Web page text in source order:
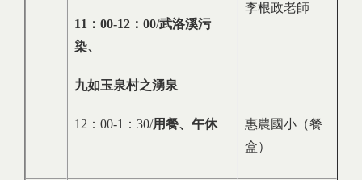
11 ： 00-12 ： 00/武洛溪污
染、
九如玉泉村之湧泉
12：00-1：30/用餐、午休
李根政老師
惠農國小（餐
盒）